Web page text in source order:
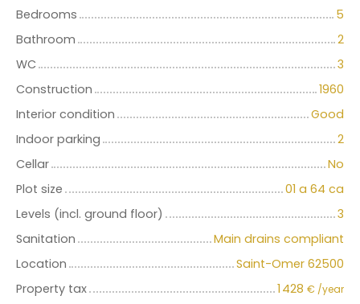
Bedrooms
5
Bathroom
2
WC
3
Construction
1960
Interior condition
Good
Indoor parking
2
Cellar
No
Plot size
01 a 64 ca
Levels (incl. ground floor)
3
Sanitation
Main drains compliant
Location
Saint-Omer 62500
Property tax
1 428 € /year